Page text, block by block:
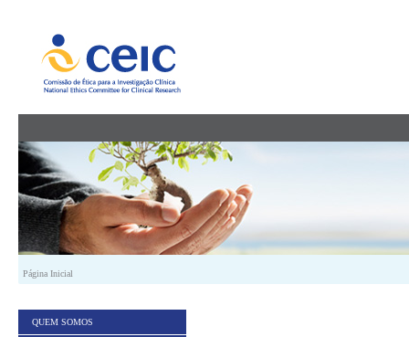
Página Inicial
QUEM SOMOS